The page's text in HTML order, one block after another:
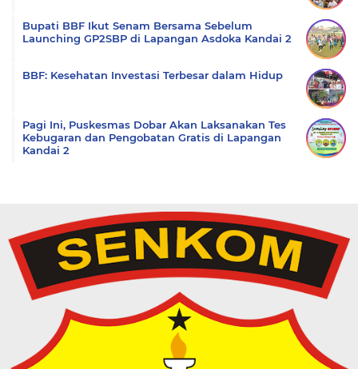
Bupati BBF Ikut Senam Bersama Sebelum
Launching GP2SBP di Lapangan Asdoka Kandai 2
BBF: Kesehatan Investasi Terbesar dalam Hidup
Pagi Ini, Puskesmas Dobar Akan Laksanakan Tes
Kebugaran dan Pengobatan Gratis di Lapangan
Kandai 2